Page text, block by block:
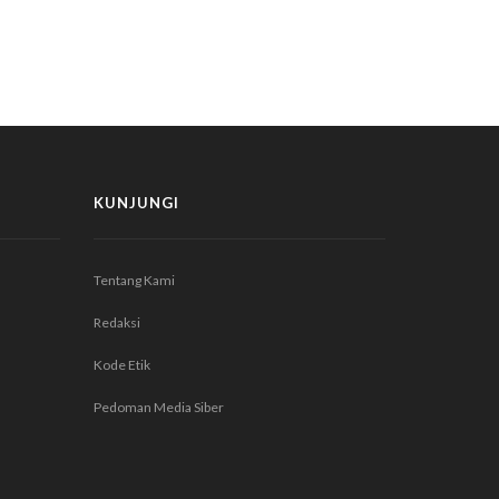
KUNJUNGI
Tentang Kami
Redaksi
Kode Etik
Pedoman Media Siber